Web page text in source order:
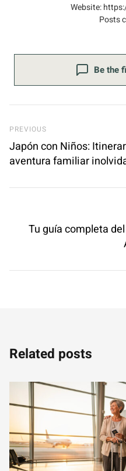
Website:
Posts
Be the
Previous Post
PREVIOUS
Japón con Niños:
aventura familiar
Tu guía completa
Related posts